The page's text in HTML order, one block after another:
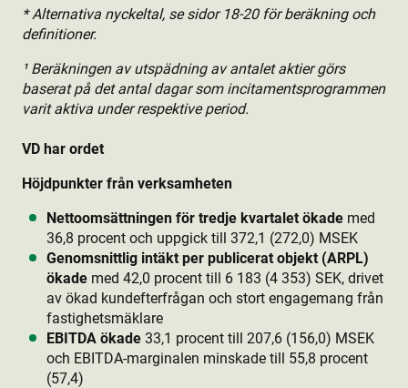
* Alternativa nyckeltal, se sidor 18-20 för beräkning och
definitioner.
¹ Beräkningen av utspädning av antalet aktie­r görs
baserat på det antal dagar som incitamentsprogrammen
varit aktiva under respektive period.
VD har ordet
Höjdpunkter från verksamheten
Nettoomsättningen för tredje kvartalet ökade med
36,8 procent och uppgick till 372,1 (272,0) MSEK
Genomsnittlig intäkt per publicerat objekt (ARPL)
ökade med 42,0 procent till 6 183 (4 353) SEK, drivet
av ökad kundefterfrågan och stort engagemang från
fastighetsmäklare
EBITDA ökade33,1 procent till 207,6 (156,0) MSEK
och EBITDA-marginalen minskade till 55,8 procent
(57,4)